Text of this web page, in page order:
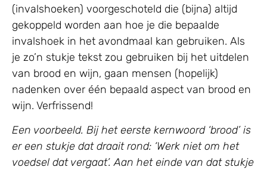
(invalshoeken) voorgeschoteld die (bijna) altijd
gekoppeld worden aan hoe je die bepaalde
invalshoek in het avondmaal kan gebruiken. Als
je zo’n stukje tekst zou gebruiken bij het uitdelen
van brood en wijn, gaan mensen (hopelijk)
nadenken over één bepaald aspect van brood en
wijn. Verfrissend!
Een voorbeeld. Bij het eerste kernwoord ‘brood’ is
er een stukje dat draait rond: ‘Werk niet om het
voedsel dat vergaat’. Aan het einde van dat stukje